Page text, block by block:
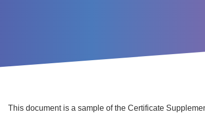
This document is a sample of the Certificate